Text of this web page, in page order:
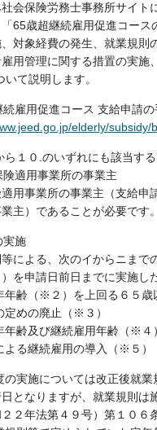
会保険労務士事務所サイ
65歳超継続雇用促進コース
対象経費の発生、就業規則
用管理に関する措置の実施
いて説明します。
続雇用促進コース 支給申請
elderly/subsidy/
ら１０.のいずれにも該当す
険適用事業所の事業主
適用事業所の事業主（支給
主）であることが必要です。
実施
による、次のイからニまで
を申請日前日までに実施し
年齢（※２）を上回る６５歳
定めの廃止（※３）
年齢及び継続雇用年齢（※４
よる継続雇用の導入（※５）
実施については改正後就
日となりますが、就業規則
２年法第４９号）第１０６条